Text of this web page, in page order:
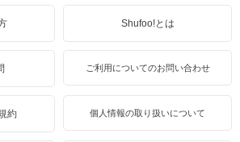
Shufoo!とは
ご利用についてのお問い合わせ
約 個人情報の取り扱いについて